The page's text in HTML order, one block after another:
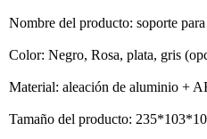
Nombre del producto: soporte
Color: Negro, Rosa, plata, gris
Material: aleación de aluminio +
Tamaño del producto: